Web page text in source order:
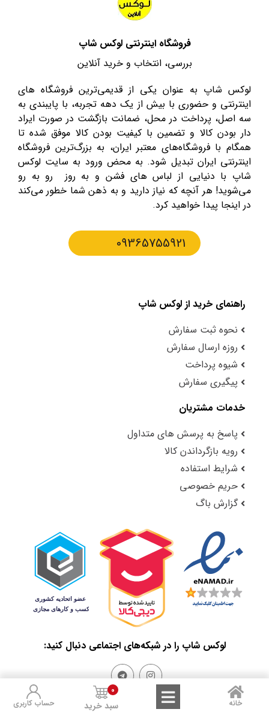
فروشگاه اینترنتی لوکس شاپ
بررسی، انتخاب و خرید آنلاین
لوکس شاپ به عنوان یکی از قدیمی‌ترین فروشگاه های
اینترنتی و حضوری با بیش از یک دهه تجربه، با پایبندی به
سه اصل، پرداخت در محل، ضمانت بازگشت در صورت ایراد
دار بودن کالا و تضمین با کیفیت بودن کالا موفق شده تا
همگام با فروشگاه‌های معتبر ایران، به بزرگ‌ترین فروشگاه
اینترنتی ایران تبدیل شود. به محض ورود به سایت لوکس
شاپ با دنیایی از لباس های فشن و به روز رو به رو
می‌شوید! هر آنچه که نیاز دارید و به ذهن شما خطور می‌کند
در اینجا پیدا خواهید کرد.
09365755921
راهنمای خرید از لوکس شاپ
نحوه ثبت سفارش
روزه ارسال سفارش
شیوه پرداخت
پیگیری سفارش
خدمات مشتریان
پاسخ به پرسش های متداول
رویه بازگرداندن کالا
شرایط استفاده
حریم خصوصی
گزارش باگ
لوکس شاپ را در شبکه‌های اجتماعی دنبال کنید:
خانه سبد خرید
0
حساب کاربری